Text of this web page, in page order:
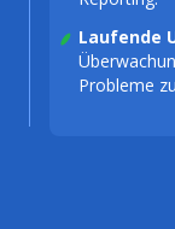
Laufende
Probleme